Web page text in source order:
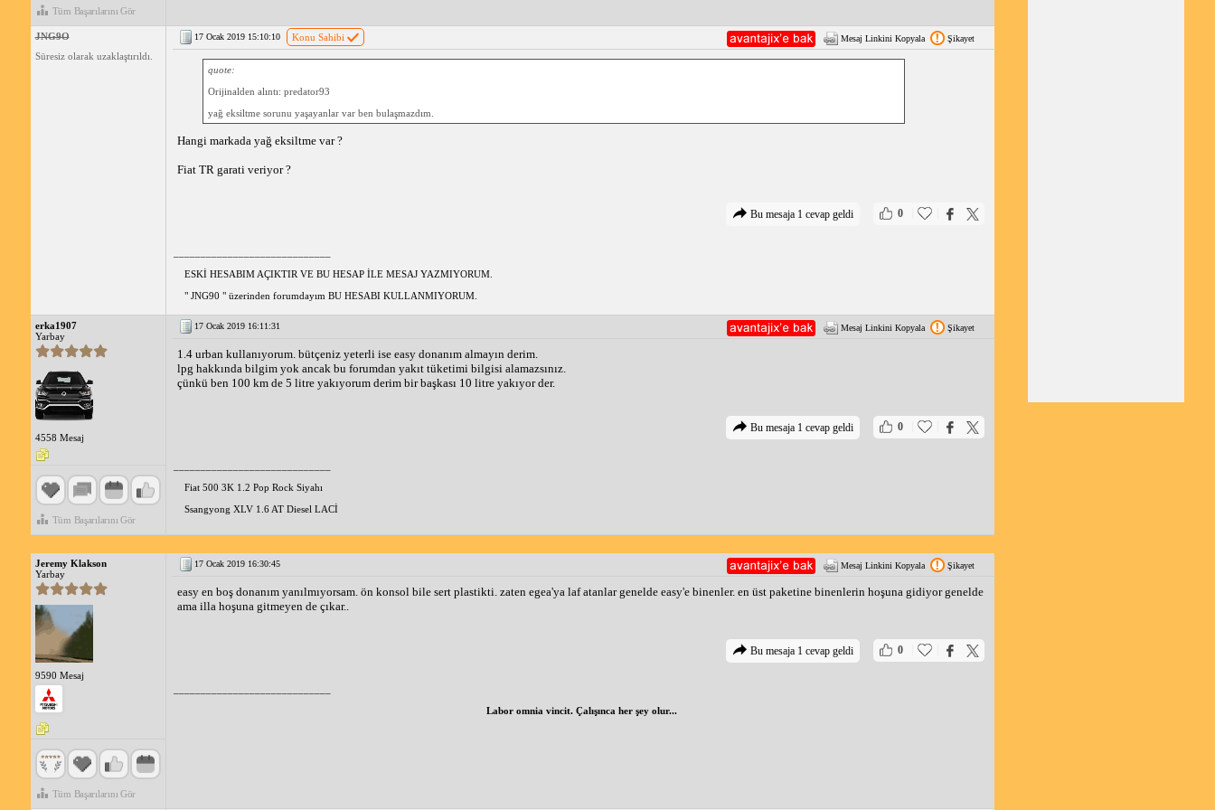
Tüm Başarılarını Gör
JNG9O
Süresiz olarak uzaklaştırıldı.
17 Ocak 2019 15:10:10 Konu Sahibi Mesaj Linkini Kopyala Şikayet
quote:
Orijinalden alıntı: predator93
yağ eksiltme sorunu yaşayanlar var ben bulaşmazdım.
Hangi markada yağ eksiltme var ?
Fiat TR garati veriyor ?
0
Bu mesaja 1 cevap geldi
ESKİ HESABIM AÇIKTIR VE BU HESAP İLE MESAJ YAZMIYORUM.
" JNG90 " üzerinden forumdayım BU HESABI KULLANMIYORUM.
erka1907
Yarbay
4558 Mesaj
Tüm Başarılarını Gör
17 Ocak 2019 16:11:31 Mesaj Linkini Kopyala Şikayet
1.4 urban kullanıyorum. bütçeniz yeterli ise easy donanım almayın derim.
lpg hakkında bilgim yok ancak bu forumdan yakıt tüketimi bilgisi alamazsınız.
çünkü ben 100 km de 5 litre yakıyorum derim bir başkası 10 litre yakıyor der.
0
Bu mesaja 1 cevap geldi
Fiat 500 3K 1.2 Pop Rock Siyahı
Ssangyong XLV 1.6 AT Diesel LACİ
Jeremy Klakson
Yarbay
9590 Mesaj
Tüm Başarılarını Gör
17 Ocak 2019 16:30:45 Mesaj Linkini Kopyala Şikayet
easy en boş donanım yanılmıyorsam. ön konsol bile sert plastikti. zaten egea'ya laf atanlar genelde easy'e binenler. en üst paketine binenlerin hoşuna gidiyor genelde
ama illa hoşuna gitmeyen de çıkar..
0
Bu mesaja 1 cevap geldi
Labor omnia vincit. Çalışınca her şey olur...